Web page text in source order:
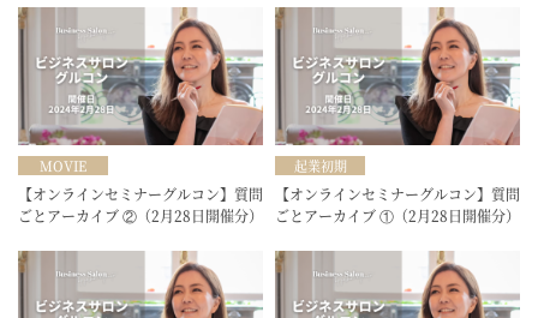
MOVIE
【オンラインセミナーグルコン】質問
ごとアーカイブ ②（2月28日開催分）
起業初期
【オンラインセミナーグルコン】質問
ごとアーカイブ ①（2月28日開催分）